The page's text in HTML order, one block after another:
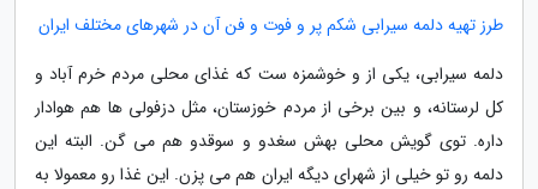
طرز تهیه دلمه سیرابی شکم پر و فوت و فن آن در شهرهای مختلف ایران
دلمه سیرابی، یکی از و خوشمزه ست که غذای محلی مردم خرم آباد و
کل لرستانه، و بین برخی از مردم خوزستان، مثل دزفولی ها هم هوادار
داره. توی گویش محلی بهش سغدو و سوقدو هم می گن. البته این
دلمه رو تو خیلی از شهرای دیگه ایران هم می پزن. این غذا رو معمولا به